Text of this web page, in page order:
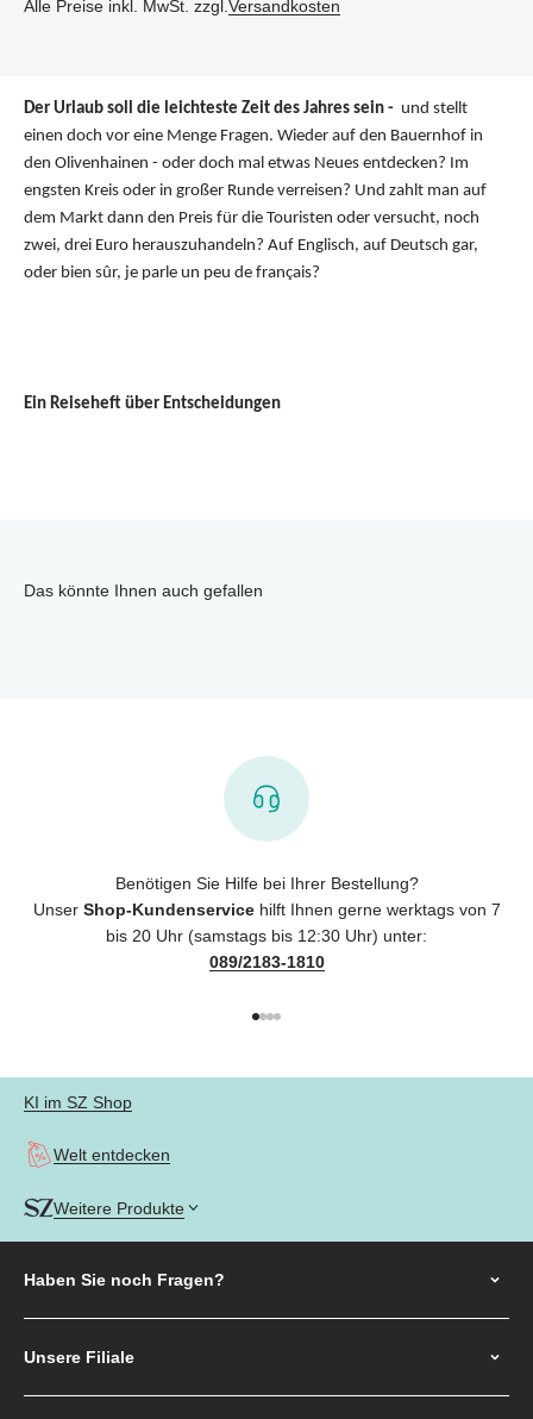
Alle Preise inkl. MwSt. zzgl.Versandkosten
Der Urlaub soll die leichteste Zeit des Jahres sein - und stellt
einen doch vor eine Menge Fragen. Wieder auf den Bauernhof in
den Olivenhainen - oder doch mal etwas Neues entdecken? Im
engsten Kreis oder in großer Runde verreisen? Und zahlt man auf
dem Markt dann den Preis für die Touristen oder versucht, noch
zwei, drei Euro herauszuhandeln? Auf Englisch, auf Deutsch gar,
oder bien sûr, je parle un peu de français?
Ein Reiseheft über Entscheidungen
Das könnte Ihnen auch gefallen
Benötigen Sie Hilfe bei Ihrer Bestellung?
Unser Shop-Kundenservicehilft Ihnen gerne werktags von 7
bis 20 Uhr (samstags bis 12:30 Uhr) unter:
089/2183-1810
KI im SZ Shop
Welt entdecken
Weitere Produkte
Haben Sie noch Fragen?
Unsere Filiale